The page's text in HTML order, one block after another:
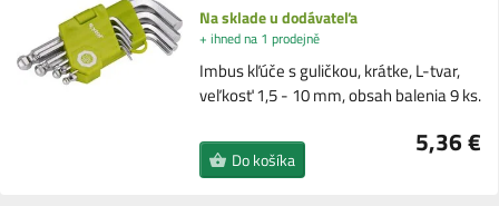
Na sklade u dodávateľa
+ ihned na 1 prodejně
Imbus kľúče s guličkou, krátke, L-tvar,
veľkosť 1,5 - 10 mm, obsah balenia 9 ks.
5,36 €
Do košíka